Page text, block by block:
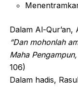
Dalam Al-
“Dan mohonlah
Maha
106)
Dalam hadis,